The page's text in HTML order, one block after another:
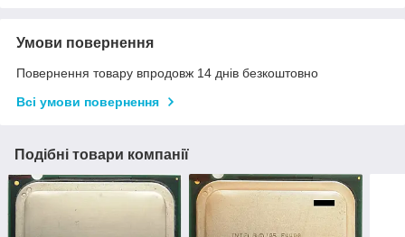
Умови повернення
Повернення товару впродовж 14 днів безкоштовно
Всі умови повернення
Подібні товари компанії